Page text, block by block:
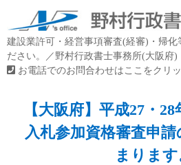
建設業許可・経営事項審査(経審)・帰化
ださい。／野村行政書士事務所(大阪府)
お電話でのお問合わせはここをクリ
【大阪府】平成27・
入札参加資格審査申
まります